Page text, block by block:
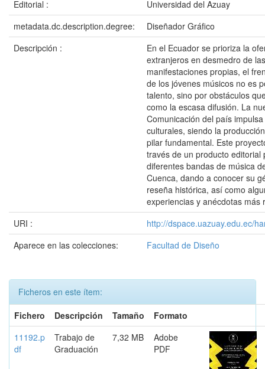
Editorial :
Universidad del Azuay
metadata.dc.description.degree:
Diseñador Gráfico
Descripción :
En el Ecuador se prioriza la
extranjeros en desmedro de las
manifestaciones propias, el
de los jóvenes músicos no es
talento, sino por obstáculos
como la escasa difusión. La
Comunicación del país
culturales, siendo la
pilar fundamental. Este
través de un producto editorial
diferentes bandas de música
Cuenca, dando a conocer su
reseña histórica, así como
experiencias y anécdotas más
URI :
http://dspace.uazuay.edu.ec/
Aparece en las colecciones:
Facultad de Diseño
Ficheros en este ítem:
Fichero
Descripción Tamaño
Formato
11192.p
df
Trabajo de
Graduación
7,32 MB
Adobe
PDF